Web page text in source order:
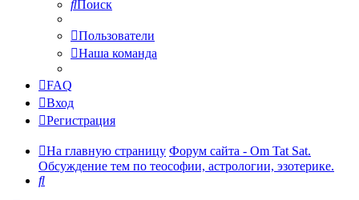
Поиск
Пользователи
Наша команда
FAQ
Вход
Регистрация
На главную страницу Форум сайта - Om Tat Sat.
Обсуждение тем по теософии, астрологии, эзотерике.
Поиск